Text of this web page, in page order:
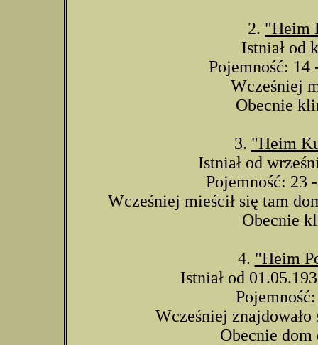
2. "Heim
Istniał od
Pojemność: 14
Wcześniej
Obecnie
3. "Heim
Istniał od
Pojemność: 23
Wcześniej mieścił się tam
Obecnie
4. "Heim
Istniał od
Wcześniej
Obecnie dom